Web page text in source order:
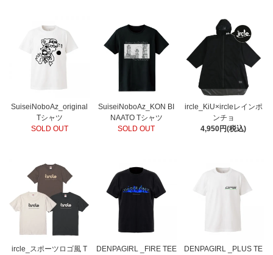
SuiseiNoboAz_original
Tシャツ
SOLD OUT
SuiseiNoboAz_KON BI
NAATO Tシャツ
SOLD OUT
ircle_KiU×ircleレインポ
ンチョ
4,950円(税込)
ircle_スポーツロゴ風 T
DENPAGIRL _FIRE TEE
DENPAGIRL _PLUS TE